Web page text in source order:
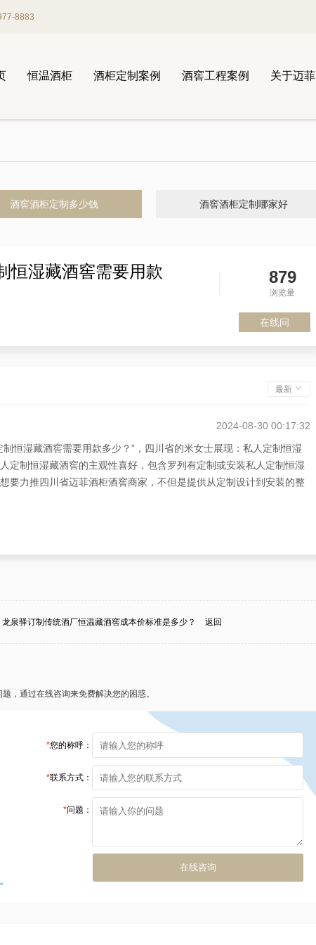
8883
恒温酒柜 酒柜定制案例 酒窖工程案例 关于迈菲
酒窖酒柜定制多少钱 酒窖酒柜定制哪家好
恒湿藏酒窖需要用款
879
浏览量
在线问
最新
2024-08-30 00:17:32
恒湿藏酒窖需要用款多少？”，四川省的米女士展现：私人定制恒湿
定制恒湿藏酒窖的主观性喜好，包含罗列有定制或安装私人定制恒湿
要力推四川省迈菲酒柜酒窖商家，不但是提供从定制设计到安装的整
龙泉驿订制传统酒厂恒温藏酒窖成本价标准是多少？ 返回
，通过在线咨询来免费解决您的困惑。
*您的称呼：
*联系方式：
*问题：